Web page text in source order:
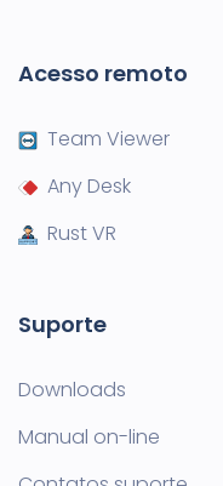
Acesso remoto
Team Viewer
Any Desk
Rust VR
Suporte
Downloads
Manual on-line